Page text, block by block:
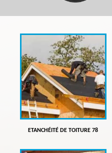
ETANCHÉITÉ DE TOITURE 78